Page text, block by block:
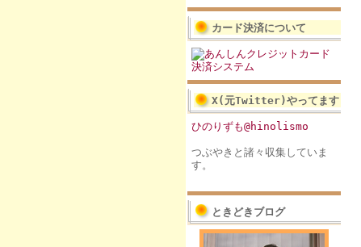
カード決済について
X(元Twitter)やってます
ひのりずも@hinolismo
つぶやきと諸々収集していま
す。
ときどきブログ